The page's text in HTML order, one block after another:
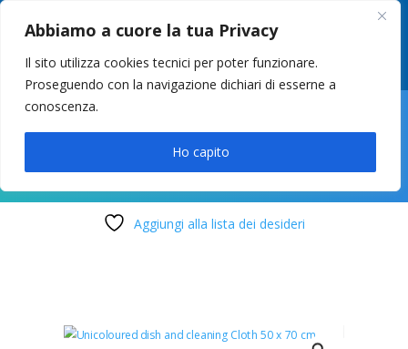
Abbiamo a cuore la tua Privacy
Il sito utilizza cookies tecnici per poter funzionare.
Proseguendo con la navigazione dichiari di esserne a
conoscenza.
Ho capito
049 8627946 –info@cstosetto.it
LUN-VEN 9-12 / 14:30-17
Aggiungi alla lista dei desideri